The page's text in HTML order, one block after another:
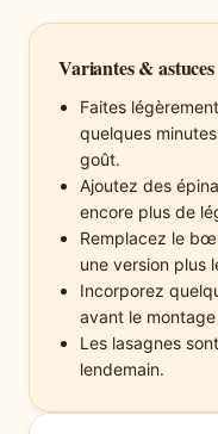
Variantes & astuces
Faites
quelques
goût.
Ajoutez des
encore plus de
Remplacez le
une version plus
Incorporez
avant le
Les lasagnes
lendemain.